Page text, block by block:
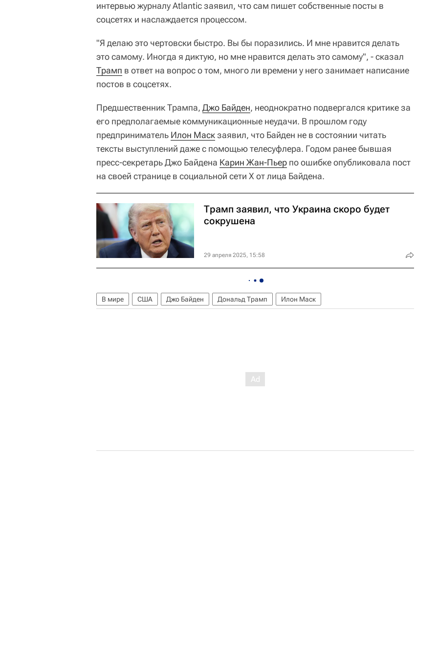
интервью журналу Atlantic заявил, что сам пишет собственные посты в
соцсетях и наслаждается процессом.
"Я делаю это чертовски быстро. Вы бы поразились. И мне нравится делать
это самому. Иногда я диктую, но мне нравится делать это самому", - сказал
Трамп в ответ на вопрос о том, много ли времени у него занимает написание
постов в соцсетях.
Предшественник Трампа, Джо Байден, неоднократно подвергался критике за
его предполагаемые коммуникационные неудачи. В прошлом году
предприниматель Илон Маскзаявил, что Байден не в состоянии читать
тексты выступлений даже с помощью телесуфлера. Годом ранее бывшая
пресс-секретарь Джо Байдена Карин Жан-Пьер по ошибке опубликовала пост
на своей странице в социальной сети X от лица Байдена.
Трамп заявил, что Украина скоро будет
сокрушена
29 апреля 2025, 15:58
В мире США Джо Байден Дональд Трамп Илон Маск